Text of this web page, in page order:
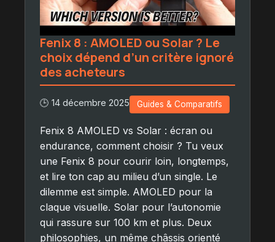
Fenix 8 : AMOLED ou Solar ? Le
choix dépend d’un critère ignoré
des acheteurs
🕒 14 décembre 2025 Guides & Comparatifs
Fenix 8 AMOLED vs Solar : écran ou
endurance, comment choisir ? Tu veux
une Fenix 8 pour courir loin, longtemps,
et lire ton cap au milieu d’un single. Le
dilemme est simple. AMOLED pour la
claque visuelle. Solar pour l’autonomie
qui rassure sur 100 km et plus. Deux
philosophies, un même châssis orienté